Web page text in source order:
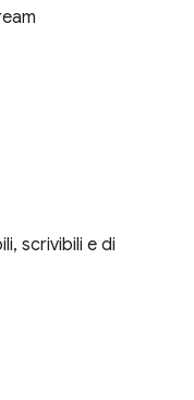
scrivibili e di